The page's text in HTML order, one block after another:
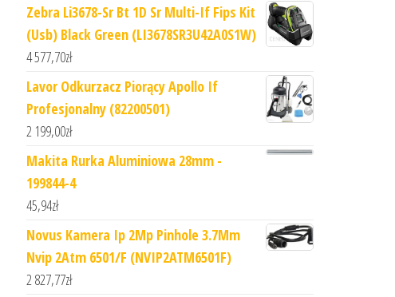
Zebra Li3678-Sr Bt 1D Sr Multi-If Fips Kit
(Usb) Black Green (LI3678SR3U42A0S1W)
4 577,70zł
Lavor Odkurzacz Piorący Apollo If
Profesjonalny (82200501)
2 199,00zł
Makita Rurka Aluminiowa 28mm -
199844-4
45,94zł
Novus Kamera Ip 2Mp Pinhole 3.7Mm
Nvip 2Atm 6501/F (NVIP2ATM6501F)
2 827,77zł